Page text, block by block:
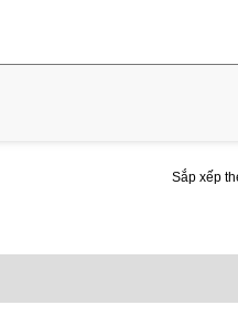
Sắp xếp